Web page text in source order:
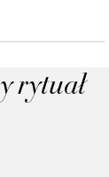
rytuał